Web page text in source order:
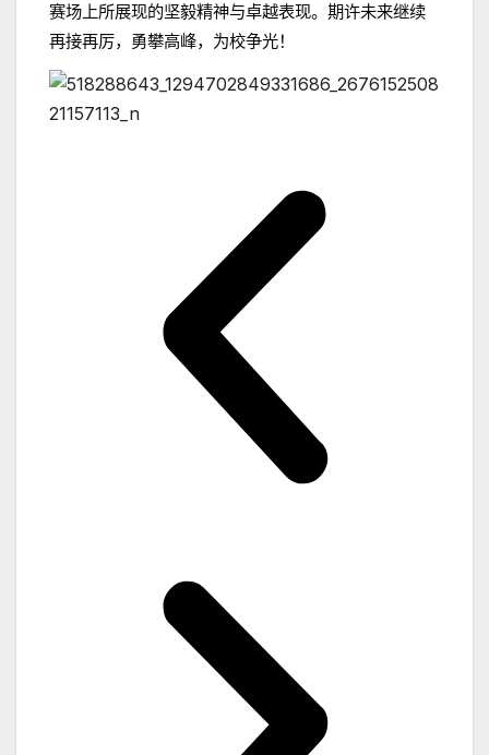
赛场上所展现的坚毅精神与卓越表现。期许未来继续
再接再厉，勇攀高峰，为校争光！